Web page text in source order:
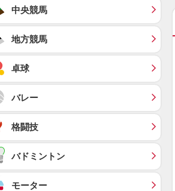
中央競馬
地方競馬
卓球
バレー
格闘技
バドミントン
モーター